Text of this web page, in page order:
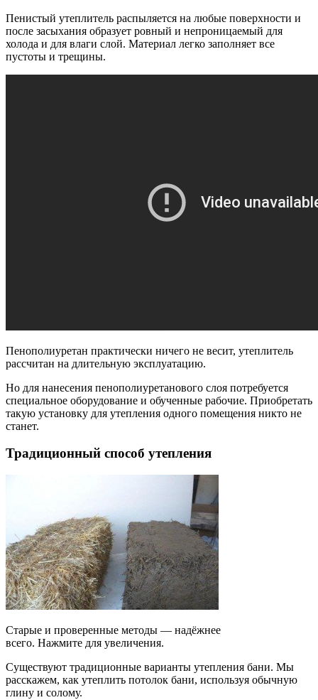
Пенистый утеплитель распыляется на любые поверхности и
после засыхания образует ровный и непроницаемый для
холода и для влаги слой. Материал легко заполняет все
пустоты и трещины.
Пенополиуретан практически ничего не весит, утеплитель
рассчитан на длительную эксплуатацию.
Но для нанесения пенополиуретанового слоя потребуется
специальное оборудование и обученные рабочие. Приобретать
такую установку для утепления одного помещения никто не
станет.
Традиционный способ утепления
Старые и проверенные методы — надёжнее
всего. Нажмите для увеличения.
Существуют традиционные варианты утепления бани. Мы
расскажем, как утеплить потолок бани, используя обычную
глину и солому.